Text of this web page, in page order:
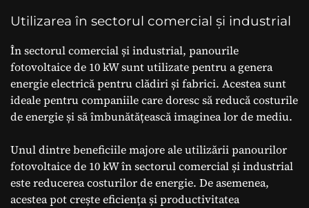
Utilizarea în sectorul comercial și industrial
În sectorul comercial și industrial, panourile
fotovoltaice de 10 kW sunt utilizate pentru a genera
energie electrică pentru clădiri și fabrici. Acestea sunt
ideale pentru companiile care doresc să reducă costurile
de energie și să îmbunătățească imaginea lor de mediu.
Unul dintre beneficiile majore ale utilizării panourilor
fotovoltaice de 10 kW în sectorul comercial și industrial
este reducerea costurilor de energie. De asemenea,
acestea pot crește eficiența și productivitatea